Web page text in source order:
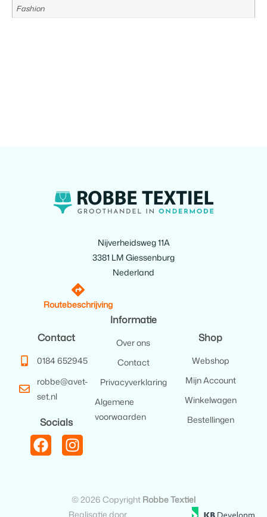
Fashion
Nijverheidsweg 11A
3381 LM Giessenburg
Nederland
Routebeschrijving
Contact
0184 652945
robbe@avet-
set.nl
Socials
Informatie
Over ons
Contact
Privacyverklaring
Algemene
voorwaarden
Shop
Webshop
Mijn Account
Winkelwagen
Bestellingen
© 2026 Copyright Robbe Textiel
Realisatie door